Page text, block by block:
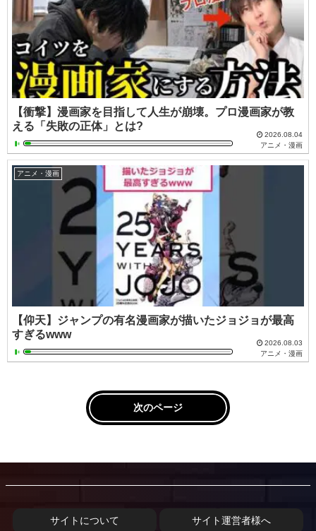
【衝撃】漫画家を目指して人生が崩壊。プロ漫画家が教
える「失敗の正体」とは?
2026.08.04
アニメ・漫画
アニメ・漫画
【仰天】ジャンプの有名漫画家が描いたジョジョが最高
すぎるwww
2026.08.03
アニメ・漫画
次のページ
サイトについて サイト運営者様へ